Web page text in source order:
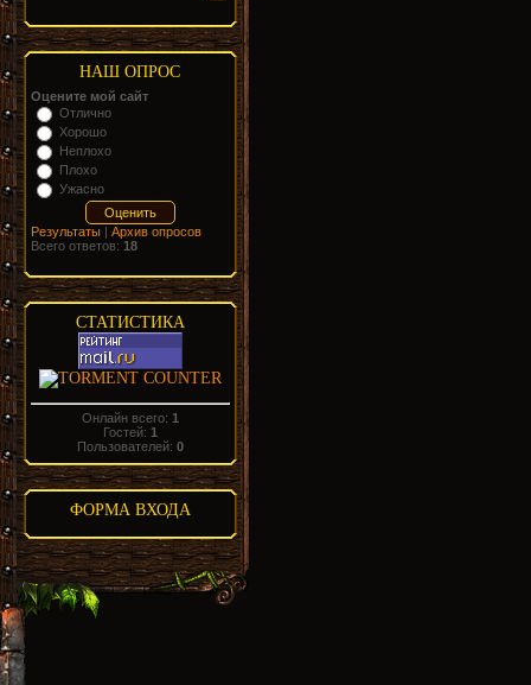
НАШ ОПРОС
Оцените мой сайт
Отлично
Хорошо
Неплохо
Плохо
Ужасно
Результаты | Архив опросов
Всего ответов: 18
СТАТИСТИКА
Онлайн всего: 1
Гостей: 1
Пользователей: 0
ФОРМА ВХОДА